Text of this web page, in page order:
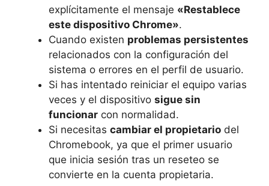
explícitamente el mensaje «Restablece
este dispositivo Chrome».
Cuando existen problemas persistentes
relacionados con la configuración del
sistema o errores en el perfil de usuario.
Si has intentado reiniciar el equipo varias
veces y el dispositivo sigue sin
funcionar con normalidad.
Si necesitas cambiar el propietario del
Chromebook, ya que el primer usuario
que inicia sesión tras un reseteo se
convierte en la cuenta propietaria.